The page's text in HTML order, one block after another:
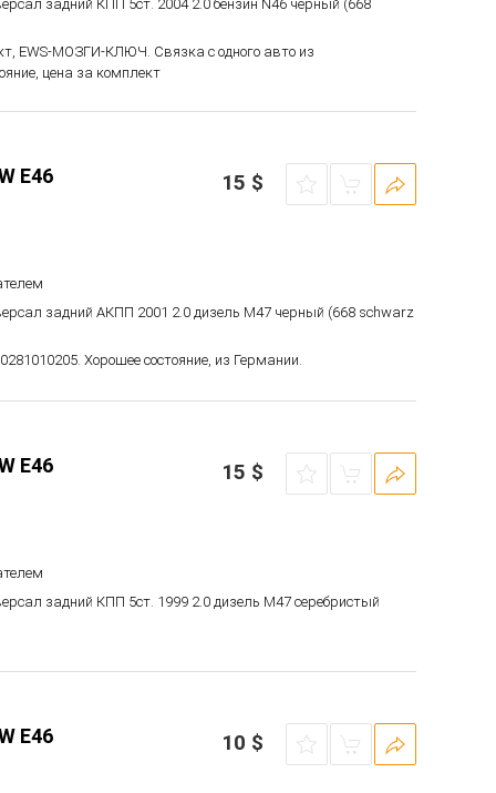
задний КПП 5ст. 2004 2.0 бензин N46 черный (668
EWS-МОЗГИ-КЛЮЧ. Связка с одного авто из
цена за комплект
E46 15 $
задний АКПП 2001 2.0 дизель M47 черный (668 schwarz
Хорошее состояние, из Германии.
E46 15 $
задний КПП 5ст. 1999 2.0 дизель M47 серебристый
E46 10 $